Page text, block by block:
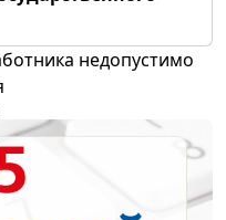
недопустимо